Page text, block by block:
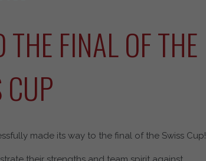
FINAL OF THE
made its way to the final of the Swiss Cup!